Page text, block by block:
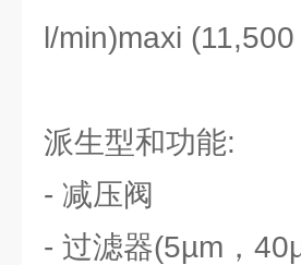
l/min)maxi
派生型和功能:
- 减压阀
- 过滤器(5µm，